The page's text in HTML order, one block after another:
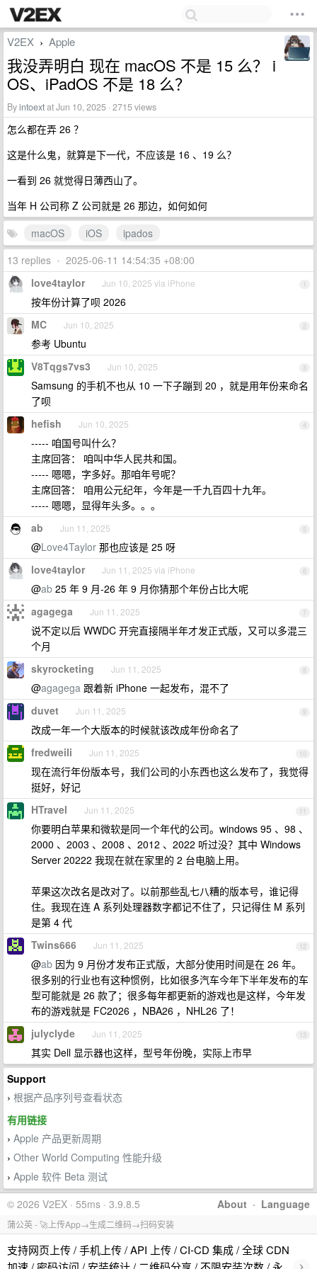
V2EX › Apple
我没弄明白 现在 macOS 不是 15 么？ i
OS、iPadOS 不是 18 么？
Byintoextat Jun 10, 2025 · 2715 views
怎么都在弄 26 ？
这是什么鬼，就算是下一代，不应该是 16 、19 么？
一看到 26 就觉得日薄西山了。
当年 H 公司称 Z 公司就是 26 那边，如何如何
macOS
iOS
ipados
13 replies • 2025-06-11 14:54:35 +08:00
1
love4taylor Jun 10, 2025 via iPhone
按年份计算了呗 2026
2
MC Jun 10, 2025
参考 Ubuntu
3
V8Tqgs7vs3 Jun 10, 2025
Samsung 的手机不也从 10 一下子蹦到 20 ，就是用年份来命名
了呗
4
hefish Jun 10, 2025
----- 咱国号叫什么？
主席回答： 咱叫中华人民共和国。
----- 嗯嗯，字多好。那咱年号呢？
主席回答： 咱用公元纪年，今年是一千九百四十九年。
----- 嗯嗯，显得年头多。。。
5
ab Jun 11, 2025
@Love4Taylor 那也应该是 25 呀
6
love4taylor Jun 11, 2025 via iPhone
@ab 25 年 9 月-26 年 9 月你猜那个年份占比大呢
7
agagega Jun 11, 2025
说不定以后 WWDC 开完直接隔半年才发正式版，又可以多混三
个月
8
skyrocketing Jun 11, 2025
@agagega 跟着新 iPhone 一起发布，混不了
9
duvet Jun 11, 2025
改成一年一个大版本的时候就该改成年份命名了
10
fredweili Jun 11, 2025
现在流行年份版本号，我们公司的小东西也这么发布了，我觉得
挺好，好记
11
HTravel Jun 11, 2025
你要明白苹果和微软是同一个年代的公司。windows 95 、98 、
2000 、2003 、2008 、2012 、2022 听过没？其中 Windows
Server 20222 我现在就在家里的 2 台电脑上用。
苹果这次改名是改对了。以前那些乱七八糟的版本号，谁记得
住。我现在连 A 系列处理器数字都记不住了，只记得住 M 系列
是第 4 代
12
Twins666 Jun 11, 2025
@ab 因为 9 月份才发布正式版，大部分使用时间是在 26 年。
很多别的行业也有这种惯例，比如很多汽车今年下半年发布的车
型可能就是 26 款了；很多每年都更新的游戏也是这样，今年发
布的游戏就是 FC2026 ，NBA26 ，NHL26 了！
13
julyclyde Jun 11, 2025
其实 Dell 显示器也这样，型号年份晚，实际上市早
Support
› 根据产品序列号查看状态
有用链接
› Apple 产品更新周期
› Other World Computing 性能升级
› Apple 软件 Beta 测试
About · Language
© 2026 V2EX · 55ms · 3.9.8.5
蒲公英 - 🚀上传App→生成二维码→扫码安装
支持网页上传 / 手机上传 / API 上传 / CI-CD 集成 / 全球 CDN
›